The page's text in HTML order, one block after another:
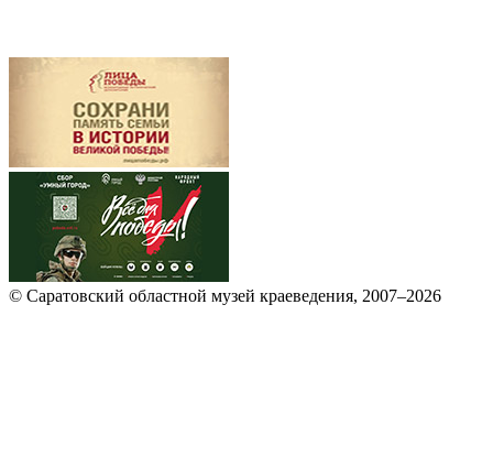
© Саратовский областной музей краеведения, 2007–2026